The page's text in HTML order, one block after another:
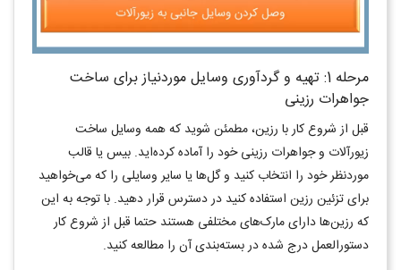
مرحله 1: تهیه و گردآوری وسایل موردنیاز برای ساخت
جواهرات رزینی
قبل از شروع کار با رزین، مطمئن شوید که همه وسایل ساخت
زیورآلات و جواهرات رزینی خود را آماده کرده‌اید. بیس یا قالب
موردنظر خود را انتخاب کنید و گل‌ها یا سایر وسایلی را که می‌خواهید
برای تزئین رزین استفاده کنید در دسترس قرار دهید. با توجه به این
که رزین‌ها دارای مارک‌های مختلفی هستند حتما قبل از شروع کار
دستورالعمل درج شده در بسته‌بندی آن را مطالعه کنید.